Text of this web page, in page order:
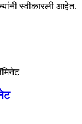
स्वीकारली आहेत.